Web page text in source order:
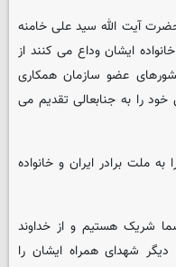
آیت الله سید علی خامنه
ایشان وداع می کنند از
عضو سازمان همکاری
را به جنابعالی تقدیم می
ملت برادر ایران و خانواده
شریک هستیم و از خداوند
شهدای همراه ایشان را